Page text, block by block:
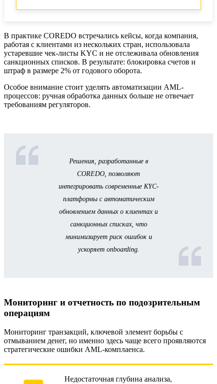
В практике COREDO встречались кейсы, когда компания,
работая с клиентами из нескольких стран, использовала
устаревшие чек-листы KYC и не отслеживала обновления
санкционных списков. В результате: блокировка счетов и
штраф в размере 2% от годового оборота.
Особое внимание стоит уделять автоматизации AML-
процессов: ручная обработка данных больше не отвечает
требованиям регуляторов.
Решения, разработанные в
COREDO, позволяют
интегрировать современные KYC-
платформы с автоматическим
обновлением данных о клиентах и
санкционных списках, что
минимизирует риск ошибок и
ускоряет onboarding.
Мониторинг и отчетность по подозрительным
операциям
Мониторинг транзакций, ключевой элемент борьбы с
отмыванием денег, но именно здесь чаще всего проявляются
стратегические ошибки AML-комплаенса.
Недостаточная глубина анализа,